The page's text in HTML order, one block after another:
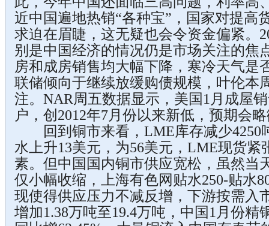
近中国遍地热销“各种宝”，国家对提高
求迫在眉睫，这无疑也会令资金偏紧。
别是中国经济的情况仍是市场关注的焦
房和成房销售均大幅下降，寒冷天气是
联储倾向于继续放缓购债规模，叶伦本
注。NAR周五数据显示，美国1月成屋
户，创2012年7月份以来新低，预期会
回到铜市来看，LME库存减少4250
水上升13美元，为56美元，LME现货紧
素。但中国国内铜市供应宽松，虽然当
仅小幅收缩，上海有色网贴水250-贴水
现使得供应压力不减反增，下游按需入
增加1.38万吨至19.4万吨，中国1月份精